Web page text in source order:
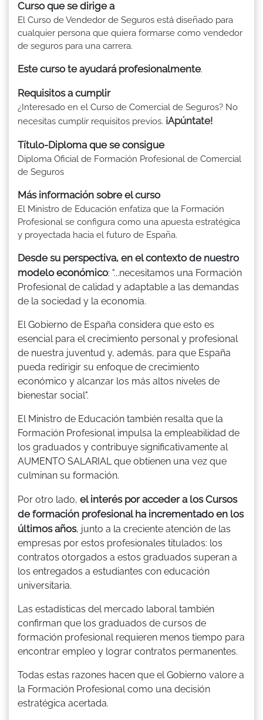
Curso que se dirige a
El Curso de Vendedor de Seguros está diseñado para
cualquier persona que quiera formarse como vendedor
de seguros para una carrera.
Este curso te ayudará profesionalmente.
Requisitos a cumplir
¿Interesado en el Curso de Comercial de Seguros? No
necesitas cumplir requisitos previos. ¡Apúntate!
Título-Diploma que se consigue
Diploma Oficial de Formación Profesional de Comercial
de Seguros
Más información sobre el curso
El Ministro de Educación enfatiza que la Formación
Profesional se configura como una apuesta estratégica
y proyectada hacia el futuro de España.
Desde su perspectiva, en el contexto de nuestro
modelo económico: "...necesitamos una Formación
Profesional de calidad y adaptable a las demandas
de la sociedad y la economía.
El Gobierno de España considera que esto es
esencial para el crecimiento personal y profesional
de nuestra juventud y, además, para que España
pueda redirigir su enfoque de crecimiento
económico y alcanzar los más altos niveles de
bienestar social".
El Ministro de Educación también resalta que la
Formación Profesional impulsa la empleabilidad de
los graduados y contribuye significativamente al
AUMENTO SALARIAL que obtienen una vez que
culminan su formación.
Por otro lado, el interés por acceder a los Cursos
de formación profesional ha incrementado en los
últimos años, junto a la creciente atención de las
empresas por estos profesionales titulados: los
contratos otorgados a estos graduados superan a
los entregados a estudiantes con educación
universitaria.
Las estadísticas del mercado laboral también
confirman que los graduados de cursos de
formación profesional requieren menos tiempo para
encontrar empleo y lograr contratos permanentes.
Todas estas razones hacen que el Gobierno valore a
la Formación Profesional como una decisión
estratégica acertada.